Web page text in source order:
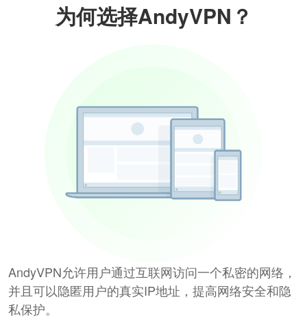
为何选择AndyVPN？
AndyVPN允许用户通过互联网访问一个私密的网络，
并且可以隐匿用户的真实IP地址，提高网络安全和隐
私保护。